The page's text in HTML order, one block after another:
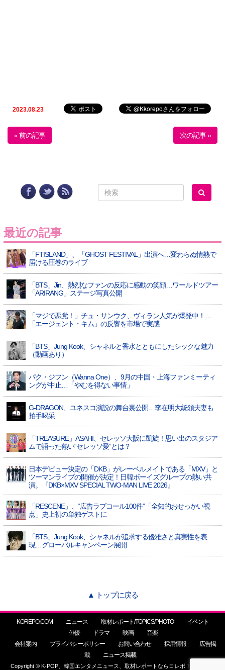
2023.08.23
« 前の記事 次の記事 »
最近の記事
「FTISLAND」、「GHOST FESTIVAL」出演へ…変わらぬ情熱で
届ける圧巻のライブ
「BTS」Jin、熱烈なファンの反応に感動の笑顔…ワールドツアー
「ARIRANG」ステージ写真公開
「マジで悪党！」チュ・サンウク、ヴィラン人気が爆発中！…
「エージェント・キム」の反響を市場で実感
「BTS」Jung Kook、シャネルと香水とともにしたシックな魅力
（動画あり）
パク・ジフン（Wanna One）、9月の中国・上海ファンミーティ
ングが中止…「やむを得ない事情」
G-DRAGON、ユネスコ演説の舞台裏公開…李在明大統領夫妻も
拍手喝采
「TREASURE」ASAHI、セレッソ大阪に凱旋！思い出のスタジア
ムで語った熱い“セレッソ愛”とは？
日本デビュー決定の「DKB」がレーベルメイトである「MXV」と
ツーマンライブの開催が決定！日韓ボーイズグループの熱い共
演。『DKB×MXV SPECIAL TWO-MAN LIVE 2026』
「RESCENE」、“広告ラブコール100件”「全知的おせっかい視
点」史上初の単独ゲストに
「BTS」Jung Kook、シャネルが追求する優雅さと真実性を表
現…グローバルキャンペーン展開
▲ トップに戻る
KOREPO.COM ニュース 取材レポート/TOPICS/PHOTO
イベント
俳優
ドラマ 映画
音楽
会社案内
プライバシーポリシー お問い合わせ 採用情報
広告掲
載
ニュース掲載
Copyright © K-POP、韓国エンタメニュース、取材レポートならコレポ！ All Rights